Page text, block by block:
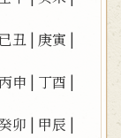
已丑 | 庚寅 |
申 | 丁酉 |
卯 | 甲辰 |